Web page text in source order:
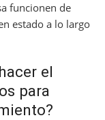
funcionen de
estado a lo largo
el
para